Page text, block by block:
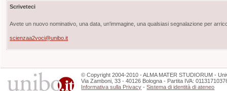
Scriveteci
Avete un nuovo nominativo, una data, un'immagine, una qualsiasi segnalazione per
scienzaa2voci@unibo.it
©Copyright 2004-2010 - ALMA MATER STUDIORUM -
Via Zamboni, 33 - 40126 Bologna - Partita IVA:
Informativa sulla Privacy -Sistema di identità di ateneo